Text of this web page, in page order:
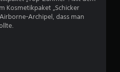
r
Kosmetikpaket „Schicker
Archipel, dass man